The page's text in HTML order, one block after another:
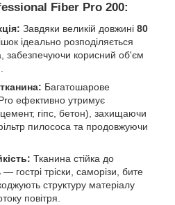
Fiber Pro 200:
Завдяки великій довжині 80
ідеально розподіляється
забезпечуючи корисний об'єм
.
Багатошарове
ефективно утримує
гіпс, бетон), захищаючи
пилососа та продовжуючи
Тканина стійка до
гострі тріски, саморізи, бите
структуру матеріалу
повітря.